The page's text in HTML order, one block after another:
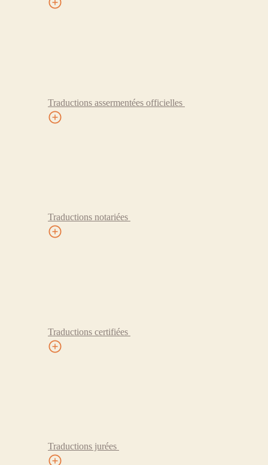
Traductions assermentées officielles
Traductions notariées
Traductions certifiées
Traductions jurées